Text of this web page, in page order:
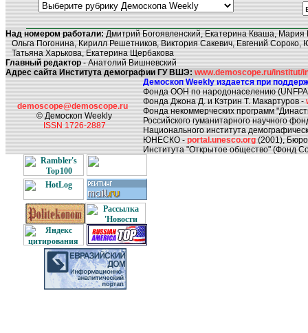
Над номером работали:Дмитрий Богоявленский, Екатерина Кваша,
Ольга Погонина, Кирилл Решетников, Виктория Сакевич, Евгений Сороко,
Татьяна Харькова, Екатерина Щербакова
Главный редактор- Анатолий Вишневский
Адрес сайта Института демографии ГУ ВШЭ: www.demoscope.ru/institut/
demoscope@demoscope.ru
© Демоскоп Weekly
ISSN 1726-2887
Демоскоп Weekly издается при
Фонда ООН по народонаселению
Фонда Джона Д. и Кэтрин Т. Макартуров -
Фонда некоммерческих программ
Российского гуманитарного научного
Национального института
ЮНЕСКО -portal.unesco.org(2001),
Института "Открытое общество" (Фонд